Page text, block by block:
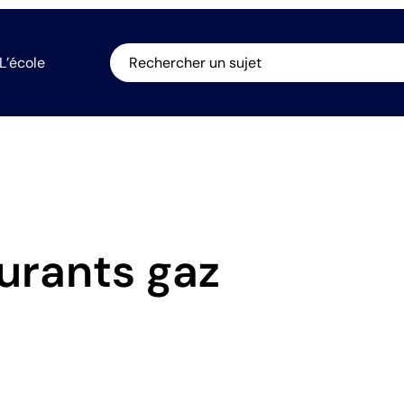
L’école Rechercher un sujet
gaz